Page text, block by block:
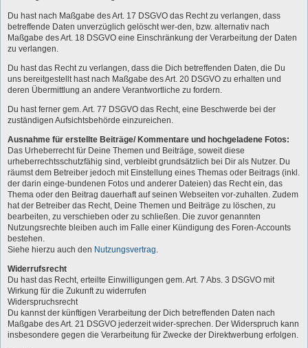
Du hast nach Maßgabe des Art. 17 DSGVO das Recht zu verlangen, dass
betreffende Daten unverzüglich gelöscht wer-den, bzw. alternativ nach
Maßgabe des Art. 18 DSGVO eine Einschränkung der Verarbeitung der Daten
zu verlangen.
Du hast das Recht zu verlangen, dass die Dich betreffenden Daten, die Du
uns bereitgestellt hast nach Maßgabe des Art. 20 DSGVO zu erhalten und
deren Übermittlung an andere Verantwortliche zu fordern.
Du hast ferner gem. Art. 77 DSGVO das Recht, eine Beschwerde bei der
zuständigen Aufsichtsbehörde einzureichen.
Ausnahme für erstellte Beiträge/ Kommentare und hochgeladene Fotos:
Das Urheberrecht für Deine Themen und Beiträge, soweit diese
urheberrechtsschutzfähig sind, verbleibt grundsätzlich bei Dir als Nutzer. Du
räumst dem Betreiber jedoch mit Einstellung eines Themas oder Beitrags (inkl.
der darin einge-bundenen Fotos und anderer Dateien) das Recht ein, das
Thema oder den Beitrag dauerhaft auf seinen Webseiten vor-zuhalten. Zudem
hat der Betreiber das Recht, Deine Themen und Beiträge zu löschen, zu
bearbeiten, zu verschieben oder zu schließen. Die zuvor genannten
Nutzungsrechte bleiben auch im Falle einer Kündigung des Foren-Accounts
bestehen.
Siehe hierzu auch den Nutzungsvertrag
Widerrufsrecht
Du hast das Recht, erteilte Einwilligungen gem. Art. 7 Abs. 3 DSGVO mit
Wirkung für die Zukunft zu widerrufen
Widerspruchsrecht
Du kannst der künftigen Verarbeitung der Dich betreffenden Daten nach
Maßgabe des Art. 21 DSGVO jederzeit wider-sprechen. Der Widerspruch kann
insbesondere gegen die Verarbeitung für Zwecke der Direktwerbung erfolgen.